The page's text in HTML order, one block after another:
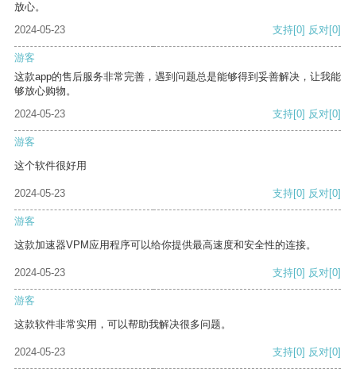
放心。
2024-05-23
支持[0] 反对[0]
游客
这款app的售后服务非常完善，遇到问题总是能够得到妥善解决，让我能
够放心购物。
2024-05-23
支持[0] 反对[0]
游客
这个软件很好用
2024-05-23 支持[0] 反对[0]
游客
这款加速器VPM应用程序可以给你提供最高速度和安全性的连接。
2024-05-23 支持[0] 反对[0]
游客
这款软件非常实用，可以帮助我解决很多问题。
2024-05-23 支持[0] 反对[0]